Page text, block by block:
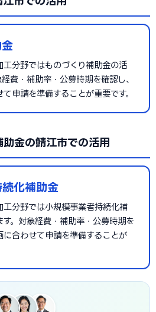
分野ではものづくり補助金の活
費・補助率・公募時期を確認し、
申請を準備することが重要です。
金の鯖江市での活用
化補助金
工分野では小規模事業者持続化補
す。対象経費・補助率・公募時期を
合わせて申請を準備することが